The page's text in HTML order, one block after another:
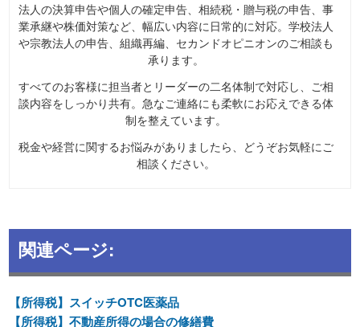
法人の決算申告や個人の確定申告、相続税・贈与税の申告、事
業承継や株価対策など、幅広い内容に日常的に対応。学校法人
や宗教法人の申告、組織再編、セカンドオピニオンのご相談も
承ります。
すべてのお客様に担当者とリーダーの二名体制で対応し、ご相
談内容をしっかり共有。急なご連絡にも柔軟にお応えできる体
制を整えています。
税金や経営に関するお悩みがありましたら、どうぞお気軽にご
相談ください。
関連ページ:
【所得税】スイッチOTC医薬品
【所得税】不動産所得の場合の修繕費